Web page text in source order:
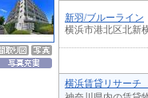
新羽/ブルーライン
横浜市港北区北新
横浜賃貸リサーチ